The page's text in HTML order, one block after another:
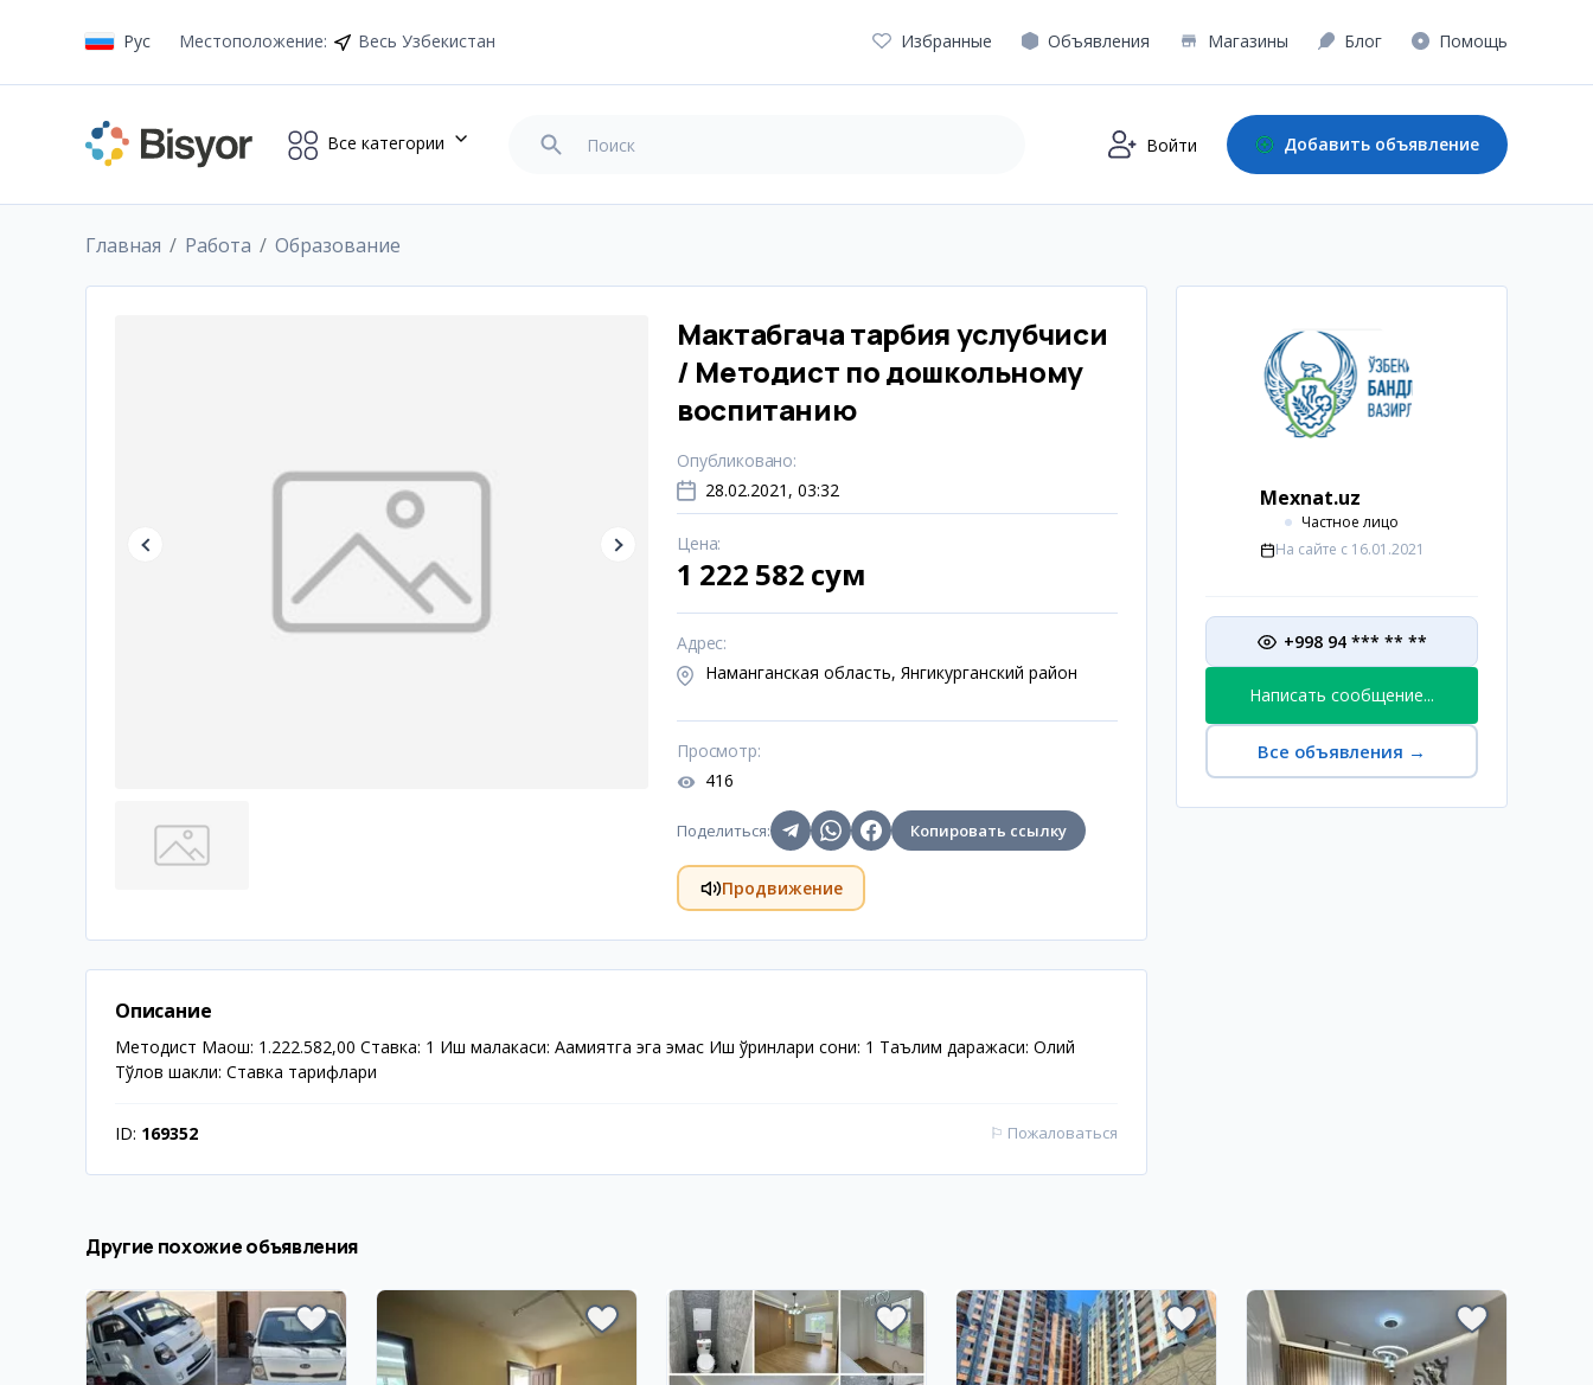
Рус Местоположение: Весь Узбекистан Избранные Объявления Магазины Блог Помощь
Все категории Войти Добавить объявление
Главная Работа Образование
Мактабгача тарбия услубчиси
/ Методист по дошкольному
воспитанию
Опубликовано:
28.02.2021, 03:32
Цена:
1 222 582 сум
Адрес:
Наманганская область, Янгикурганский район
Просмотр:
416
Поделиться: Копировать ссылку
Продвижение
Описание
Методист Маош: 1.222.582,00 Ставка: 1 Иш малакаси: Аҳамиятга эга эмас Иш ўринлари сони: 1 Таълим даражаси: Олий
Тўлов шакли: Ставка тарифлари
ID: 169352 ⚐ Пожаловаться
Mexnat.uz
Частное лицо
На сайте с 16.01.2021
+998 94 *** ** **
Написать сообщение...
Все объявления →
Другие похожие объявления